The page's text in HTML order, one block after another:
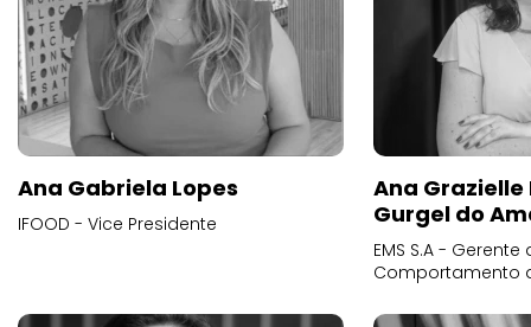
Ana Gabriela Lopes
IFOOD - Vice Presidente
Ana
Gurgel do
EMS S.A -
Comportamento